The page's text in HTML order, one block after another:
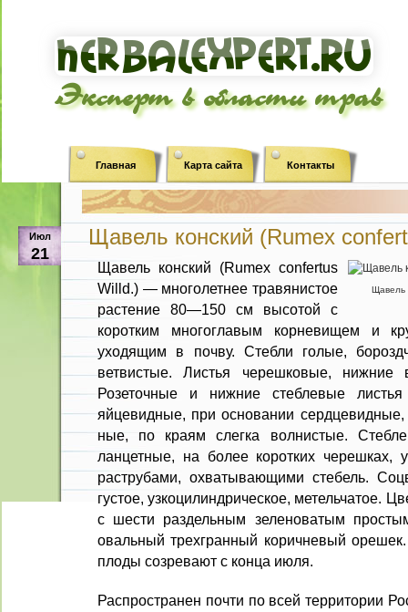
Эксперт в области трав
Главная Карта сайта Контакты
Июл
21
Щавель конский (Rumex
Щавель
Щавель конский (Rumex confertus
Willd.) — многолетнее травянистое
растение 80—150 см высотой с
коротким много­главым корневищем и
уходящим в почву. Стебли голые,
ветвистые. Листья черешковые, нижние
Розеточные и нижние стеблевые листья
яйцевидные, при основании
ные, по краям слегка волнистые.
ланцетные, на более коротких черешках,
раструбами, охватывающими стебель.
густое, узкоцилиндрическое, метельчатое.
с шести раздельным зеленоватым
овальный трехгранный коричневый
плоды созревают с конца июля.
Распространен почти по всей территории